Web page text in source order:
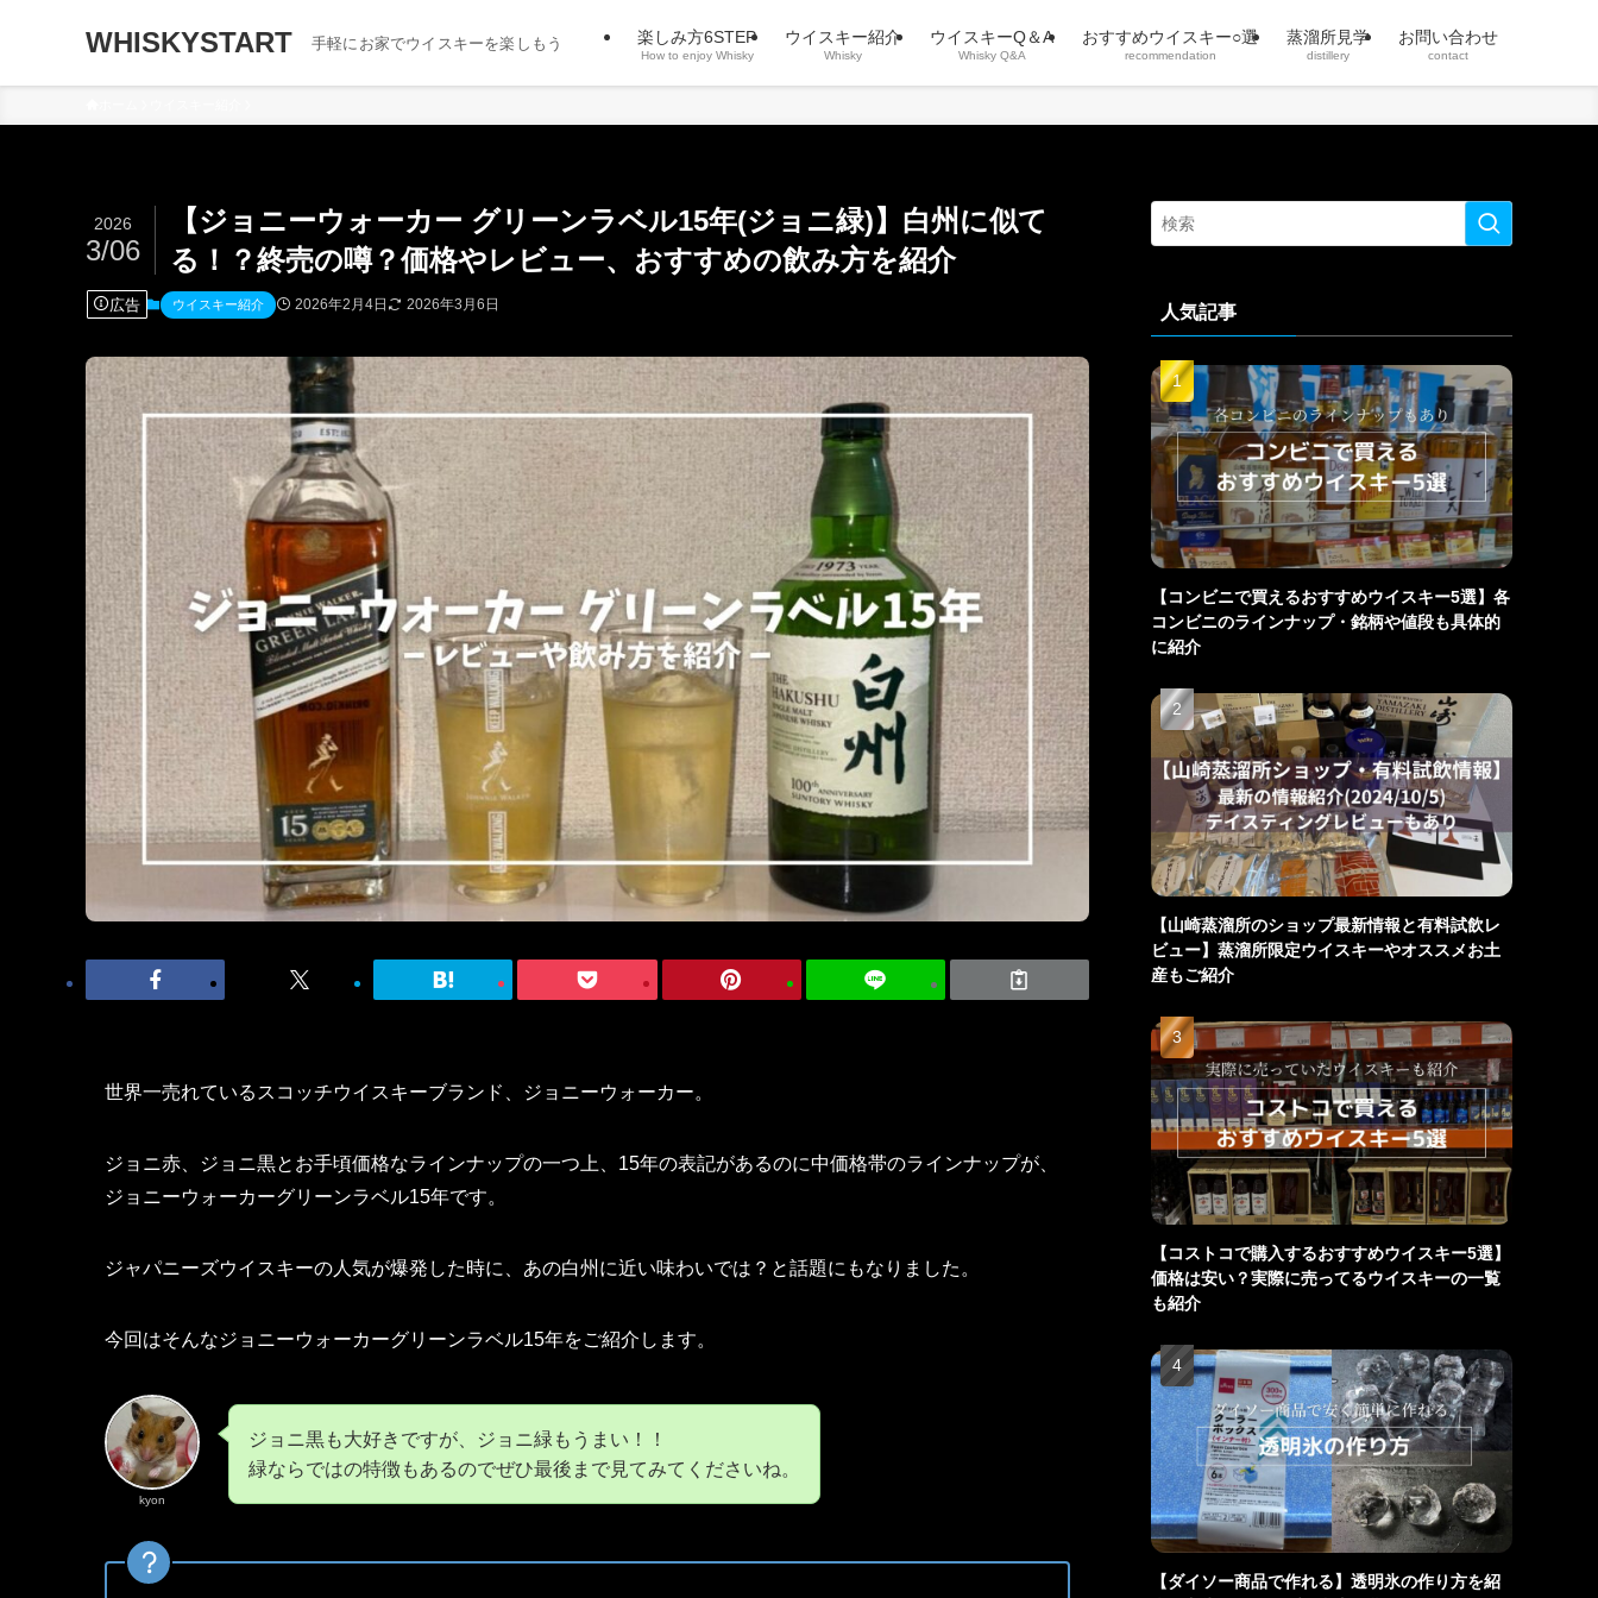
WHISKYSTART 手軽にお家でウイスキーを楽しもう 楽しみ方6STEP
How to enjoy Whisky
ウイスキー紹介
Whisky
ウイスキーQ＆A
Whisky Q&A
おすすめウイスキー○選
recommendation
蒸溜所見学
distillery
お問い合わせ
contact
【ジョニーウォーカー グリーンラベル15年(ジョニ緑)】白州に似て
る！？終売の噂？価格やレビュー、おすすめの飲み方を紹介
2026
3/06
広告 ウイスキー紹介 2026年2月4日 2026年3月6日
世界一売れているスコッチウイスキーブランド、ジョニーウォーカー。
ジョニ赤、ジョニ黒とお手頃価格なラインナップの一つ上、15年の表記があるのに中価格帯のラインナップが、
ジョニーウォーカーグリーンラベル15年です。
ジャパニーズウイスキーの人気が爆発した時に、あの白州に近い味わいでは？と話題にもなりました。
今回はそんなジョニーウォーカーグリーンラベル15年をご紹介します。
kyon
ジョニ黒も大好きですが、ジョニ緑もうまい！！
緑ならではの特徴もあるのでぜひ最後まで見てみてくださいね。
人気記事
【コンビニで買えるおすすめウイスキー5選】各
コンビニのラインナップ・銘柄や値段も具体的
に紹介
【山崎蒸溜所のショップ最新情報と有料試飲レ
ビュー】蒸溜所限定ウイスキーやオススメお土
産もご紹介
【コストコで購入するおすすめウイスキー5選】
価格は安い？実際に売ってるウイスキーの一覧
も紹介
【ダイソー商品で作れる】透明氷の作り方を紹